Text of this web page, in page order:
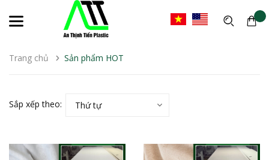
Trang chủ Sản phẩm HOT
Sắp xếp theo: Thứ tự